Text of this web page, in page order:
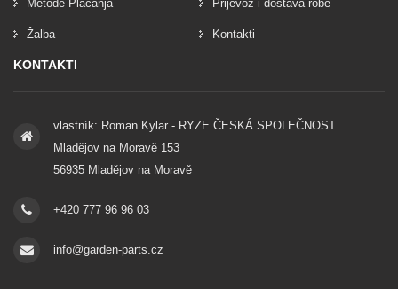
Metode Plačanja Prijevoz i dostava robe
Žalba Kontakti
KONTAKTI
vlastník: Roman Kylar - RYZE ČESKÁ SPOLEČNOST
Mladějov na Moravě 153
56935 Mladějov na Moravě
+420 777 96 96 03
info@garden-parts.cz